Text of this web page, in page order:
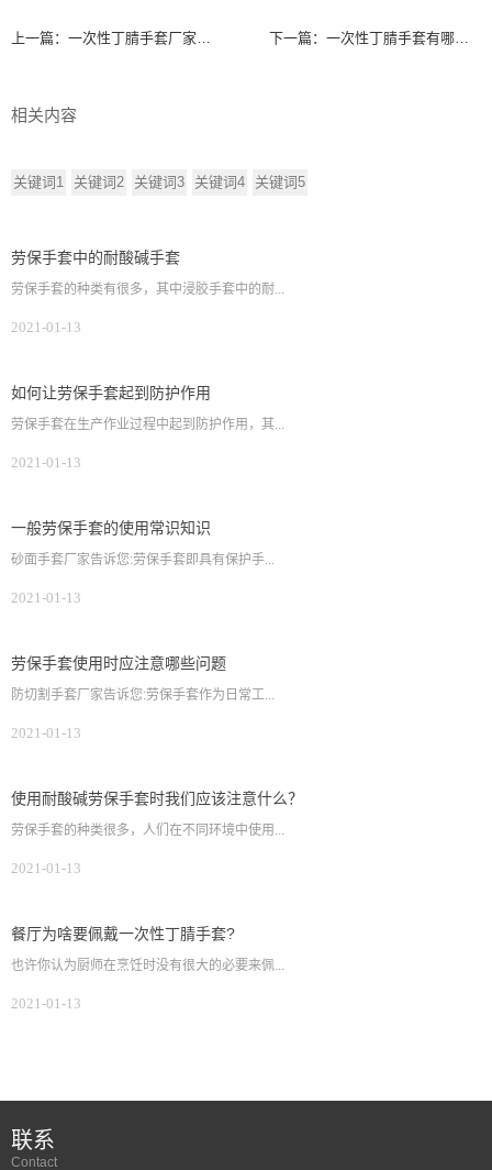
上一篇： 一次性丁腈手套厂家所生产的丁腈手套具有哪些特性 下一篇：一次性丁腈手套有哪些优势
相关内容
关键词1 关键词2 关键词3 关键词4 关键词5
劳保手套中的耐酸碱手套
劳保手套的种类有很多，其中浸胶手套中的耐...
2021-01-13
如何让劳保手套起到防护作用
劳保手套在生产作业过程中起到防护作用，其...
2021-01-13
一般劳保手套的使用常识知识
砂面手套厂家告诉您:劳保手套即具有保护手...
2021-01-13
劳保手套使用时应注意哪些问题
防切割手套厂家告诉您:劳保手套作为日常工...
2021-01-13
使用耐酸碱劳保手套时我们应该注意什么？
劳保手套的种类很多，人们在不同环境中使用...
2021-01-13
餐厅为啥要佩戴一次性丁腈手套?
也许你认为厨师在烹饪时没有很大的必要来佩...
2021-01-13
联系
Contact